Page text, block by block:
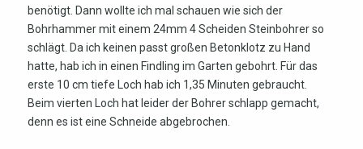
benötigt. Dann wollte ich mal schauen wie sich der
Bohrhammer mit einem 24mm 4 Scheiden Steinbohrer so
schlägt. Da ich keinen passt großen Betonklotz zu Hand
hatte, hab ich in einen Findling im Garten gebohrt. Für das
erste 10 cm tiefe Loch hab ich 1,35 Minuten gebraucht.
Beim vierten Loch hat leider der Bohrer schlapp gemacht,
denn es ist eine Schneide abgebrochen.